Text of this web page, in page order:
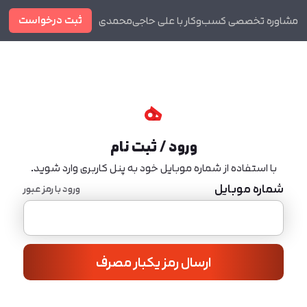
مشاوره تخصصی کسب‌وکار با علی حاجی‌محمدی ثبت درخواست
ورود / ثبت نام
با استفاده از شماره موبایل خود به پنل کاربری وارد شوید.
شماره موبایل ورود با رمز عبور
ارسال رمز یکبار مصرف